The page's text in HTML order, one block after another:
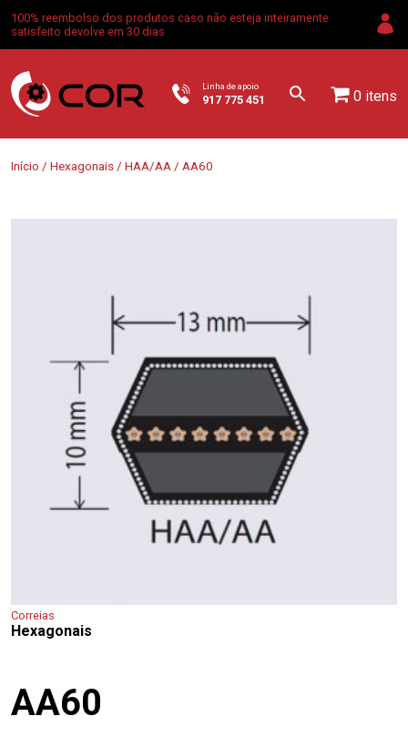
100% reembolso dos produtos caso não esteja inteiramente
satisfeito devolve em 30 dias
Linha de apoio
917 775 451 0 itens
Início / Hexagonais / HAA/AA / AA60
Correias
Hexagonais
AA60